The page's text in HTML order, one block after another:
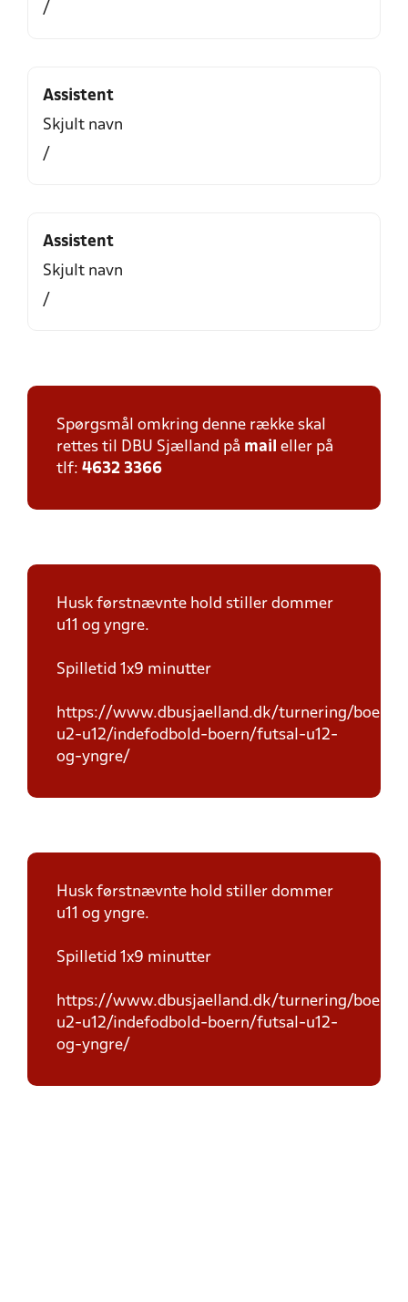
/
Assistent
Skjult navn
/
Assistent
Skjult navn
/
Spørgsmål omkring denne række skal
rettes til DBU Sjælland på mail eller på
tlf: 4632 3366
Husk førstnævnte hold stiller dommer
u11 og yngre.
Spilletid 1x9 minutter
https://www.dbusjaelland.dk/turnering/boern-
u2-u12/indefodbold-boern/futsal-u12-
og-yngre/
Husk førstnævnte hold stiller dommer
u11 og yngre.
Spilletid 1x9 minutter
https://www.dbusjaelland.dk/turnering/boern-
u2-u12/indefodbold-boern/futsal-u12-
og-yngre/